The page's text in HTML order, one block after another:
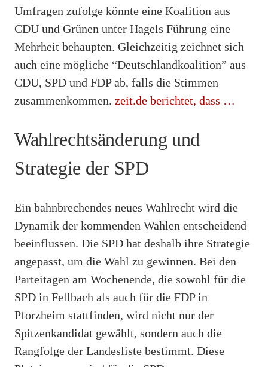
Umfragen zufolge könnte eine Koalition aus
CDU und Grünen unter Hagels Führung eine
Mehrheit behaupten. Gleichzeitig zeichnet sich
auch eine mögliche “Deutschlandkoalition” aus
CDU, SPD und FDP ab, falls die Stimmen
zusammenkommen. zeit.de berichtet, dass …
Wahlrechtsänderung und
Strategie der SPD
Ein bahnbrechendes neues Wahlrecht wird die
Dynamik der kommenden Wahlen entscheidend
beeinflussen. Die SPD hat deshalb ihre Strategie
angepasst, um die Wahl zu gewinnen. Bei den
Parteitagen am Wochenende, die sowohl für die
SPD in Fellbach als auch für die FDP in
Pforzheim stattfinden, wird nicht nur der
Spitzenkandidat gewählt, sondern auch die
Rangfolge der Landesliste bestimmt. Diese